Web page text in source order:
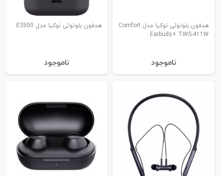
هدفون بلوتوثی نوکیا مدل Comfort
Earbuds+ TWS-411W
نا‌موجود
هدفون بلوتوثی نوکیا مدل E3500
نا‌موجود